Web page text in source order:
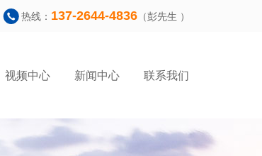
热线： 137-2644-4836 （彭先生 ）
视频中心 新闻中心 联系我们